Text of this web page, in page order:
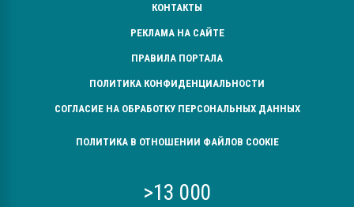
КОНТАКТЫ
РЕКЛАМА НА САЙТЕ
ПРАВИЛА ПОРТАЛА
ПОЛИТИКА КОНФИДЕНЦИАЛЬНОСТИ
СОГЛАСИЕ НА ОБРАБОТКУ ПЕРСОНАЛЬНЫХ ДАННЫХ
ПОЛИТИКА В ОТНОШЕНИИ ФАЙЛОВ COOKIE
>13 000